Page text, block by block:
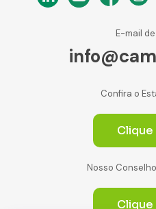
E-mail
Confira o
Clique
Nosso
Clique